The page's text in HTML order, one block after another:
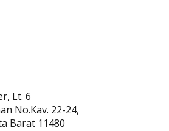
Lt. 6
No.Kav. 22-24,
Barat 11480